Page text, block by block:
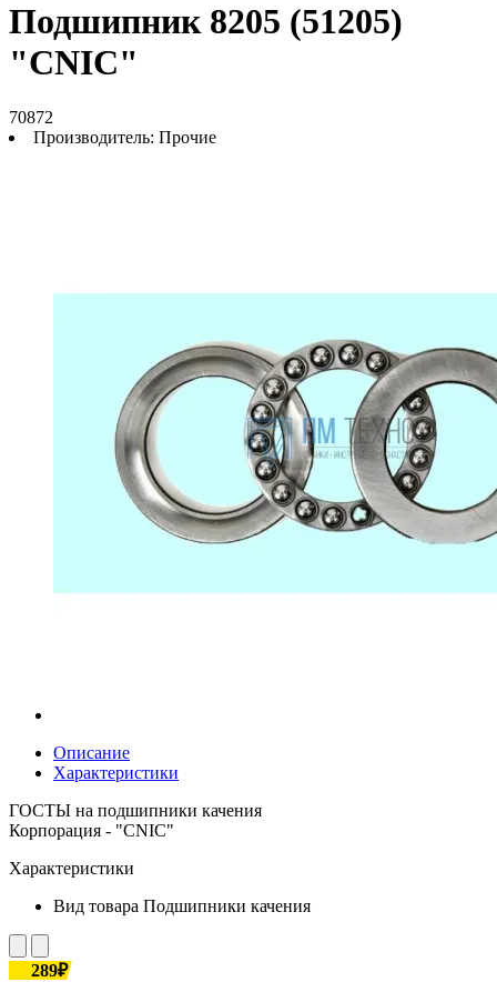
Подшипник 8205 (51205)
"CNIC"
70872
Производитель: Прочие
Описание
Характеристики
ГОСТЫ на подшипники качения
Корпорация - "CNIC"
Характеристики
Вид товара Подшипники качения
289₽